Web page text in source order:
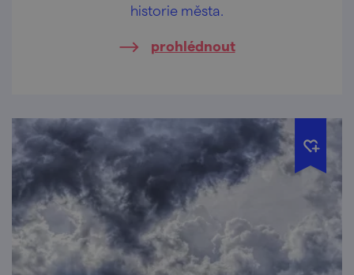
historie města.
prohlédnout